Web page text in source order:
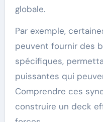
globale.
Par exemple,
peuvent fournir des
spécifiques,
puissantes qui
Comprendre ces
construire un deck